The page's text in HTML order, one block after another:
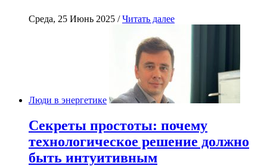
Среда, 25 Июнь 2025 /Читать далее
Люди в энергетике
Секреты простоты: почему
технологическое решение должно
быть интуитивным